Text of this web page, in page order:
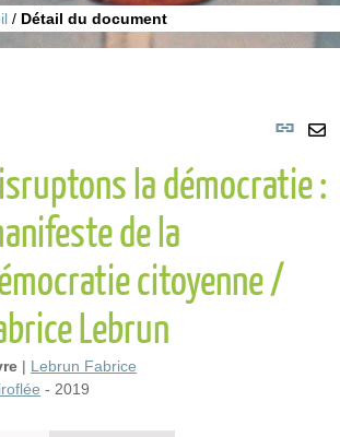
/ Détail du document
par
la démocratie :
de la
citoyenne /
Lebrun
| Lebrun Fabrice
- 2019